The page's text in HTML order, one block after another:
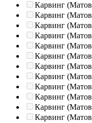
Карвинг
Карвинг
Карвинг
Карвинг
Карвинг
Карвинг
Карвинг
Карвинг
Карвинг
Карвинг
Карвинг
Карвинг